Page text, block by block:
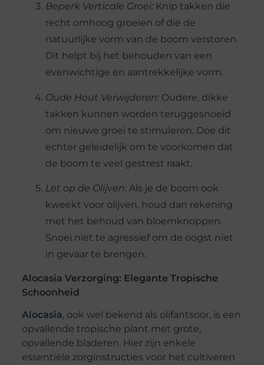
Beperk Verticale Groei:Knip takken die
recht omhoog groeien of die de
natuurlijke vorm van de boom verstoren.
Dit helpt bij het behouden van een
evenwichtige en aantrekkelijke vorm.
Oude Hout Verwijderen:Oudere, dikke
takken kunnen worden teruggesnoeid
om nieuwe groei te stimuleren. Doe dit
echter geleidelijk om te voorkomen dat
de boom te veel gestrest raakt.
Let op de Olijven:Als je de boom ook
kweekt voor olijven, houd dan rekening
met het behoud van bloemknoppen.
Snoei niet te agressief om de oogst niet
in gevaar te brengen.
Alocasia Verzorging: Elegante Tropische
Schoonheid
Alocasia, ook wel bekend als olifantsoor, is een
opvallende tropische plant met grote,
opvallende bladeren. Hier zijn enkele
essentiële zorginstructies voor het cultiveren